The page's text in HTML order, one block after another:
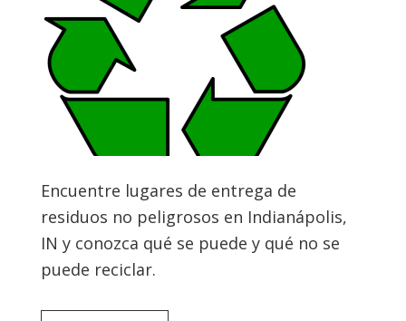
Encuentre lugares de entrega de
residuos no peligrosos en Indianápolis,
IN y conozca qué se puede y qué no se
puede reciclar.